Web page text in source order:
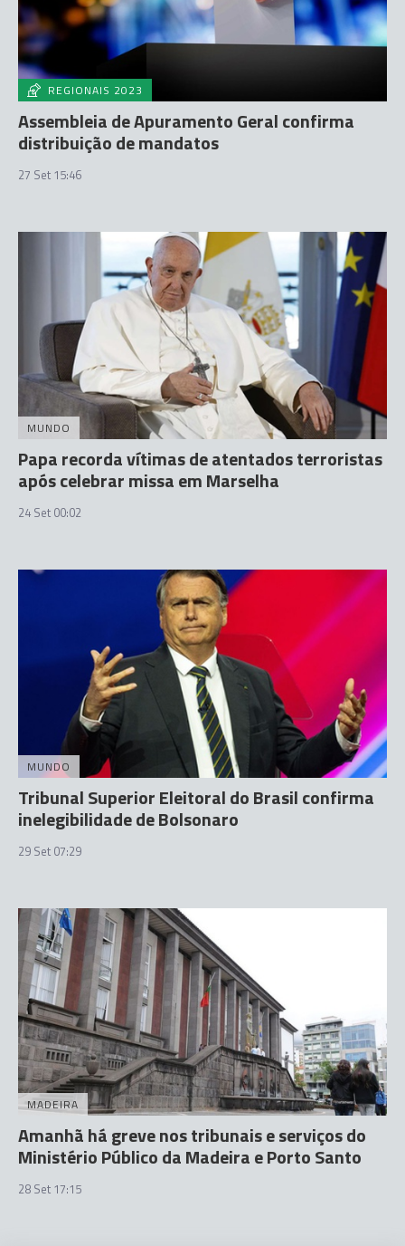
REGIONAIS 2023
Assembleia de Apuramento Geral confirma
distribuição de mandatos
27 Set 15:46
MUNDO
Papa recorda vítimas de atentados terroristas
após celebrar missa em Marselha
24 Set 00:02
MUNDO
Tribunal Superior Eleitoral do Brasil confirma
inelegibilidade de Bolsonaro
29 Set 07:29
MADEIRA
Amanhã há greve nos tribunais e serviços do
Ministério Público da Madeira e Porto Santo
28 Set 17:15